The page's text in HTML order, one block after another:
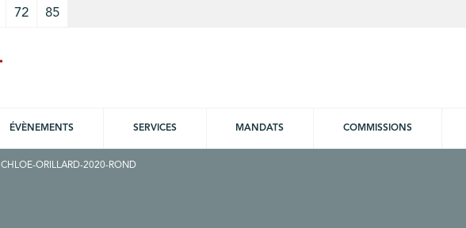
72 85
ÉVÈNEMENTS SERVICES MANDATS COMMISSIONS
CHLOE-ORILLARD-2020-ROND